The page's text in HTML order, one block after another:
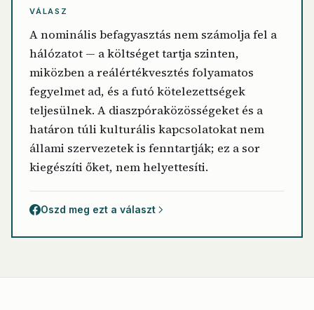
VÁLASZ
A nominális befagyasztás nem számolja fel a
hálózatot — a költséget tartja szinten,
miközben a reálértékvesztés folyamatos
fegyelmet ad, és a futó kötelezettségek
teljesülnek. A diaszpóraközösségeket és a
határon túli kulturális kapcsolatokat nem
állami szervezetek is fenntartják; ez a sor
kiegészíti őket, nem helyettesíti.
Oszd meg ezt a választ